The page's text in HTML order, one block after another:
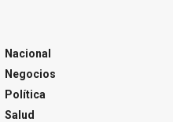
Nacional
Negocios
Política
Salud